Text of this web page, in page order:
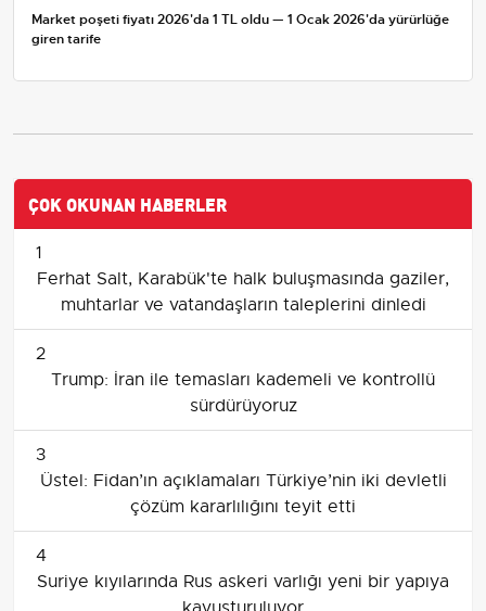
Market poşeti fiyatı 2026'da 1 TL oldu — 1 Ocak 2026'da yürürlüğe
giren tarife
ÇOK OKUNAN HABERLER
1
Ferhat Salt, Karabük'te halk buluşmasında gaziler,
muhtarlar ve vatandaşların taleplerini dinledi
2
Trump: İran ile temasları kademeli ve kontrollü
sürdürüyoruz
3
Üstel: Fidan’ın açıklamaları Türkiye’nin iki devletli
çözüm kararlılığını teyit etti
4
Suriye kıyılarında Rus askeri varlığı yeni bir yapıya